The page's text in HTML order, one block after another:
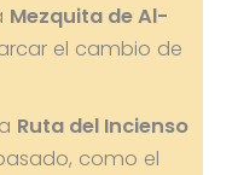
Mezquita de Al-
el cambio de
Ruta del Incienso
como el